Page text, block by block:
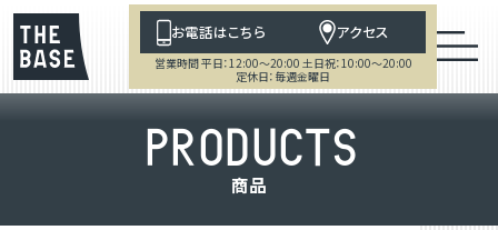
お電話はこちら アクセス
営業時間 平日：12:00～20:00 土日祝：10:00～20:00
定休日：毎週金曜日
PRODUCTS
商品